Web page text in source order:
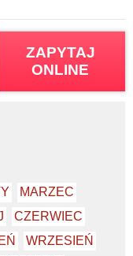
ZAPYTAJ
ONLINE
MARZEC
CZERWIEC
WRZESIEŃ